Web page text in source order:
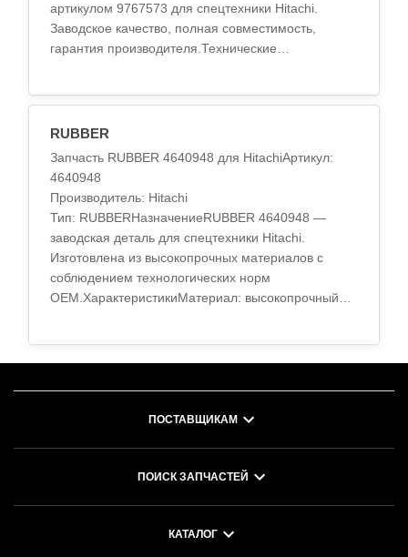
артикулом 9767573 для спецтехники Hitachi.
Заводское качество, полная совместимость,
гарантия производителя.Технические
RUBBER
Запчасть RUBBER 4640948 для HitachiАртикул:
4640948
Производитель: Hitachi
Тип: RUBBERНазначениеRUBBER 4640948 —
заводская деталь для спецтехники Hitachi.
Изготовлена из высокопрочных материалов с
соблюдением технологических норм
OEM.ХарактеристикиМатериал: высокопрочный
ПОСТАВЩИКАМ
ПОИСК ЗАПЧАСТЕЙ
КАТАЛОГ